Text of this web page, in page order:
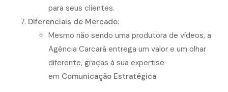
para seus clientes.
Diferenciais de Mercado:
Mesmo não sendo uma produtora de vídeos, a
Agência Carcará entrega um valor e um olhar
diferente, graças à sua expertise
em Comunicação Estratégica.